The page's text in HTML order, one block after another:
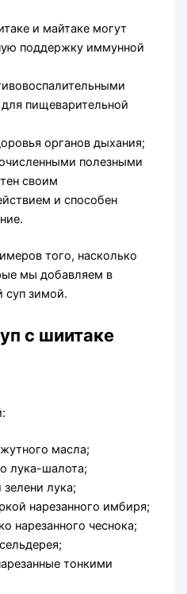
и майтаке могут
поддержку иммунной
пищеварительной
органов дыхания;
полезными
своим
и способен
того, насколько
мы добавляем в
суп зимой.
с шиитаке
масла;
лука-шалота;
лука;
нарезанного имбиря;
нарезанного чеснока;
тонкими